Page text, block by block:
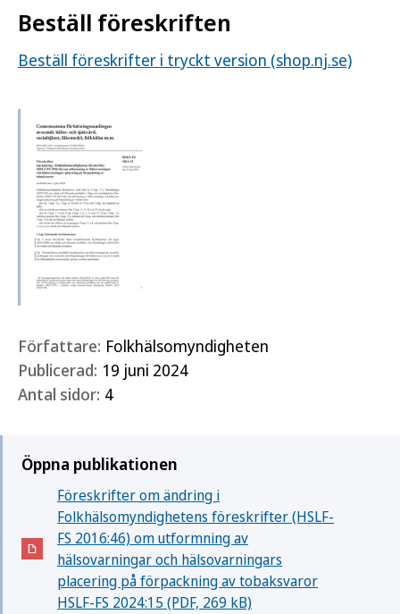
Beställ föreskriften
Beställ föreskrifter i tryckt version (shop.nj.se)
Författare: Folkhälsomyndigheten
Publicerad: 19 juni 2024
Antal sidor: 4
Öppna publikationen
Föreskrifter om ändring i
Folkhälsomyndighetens föreskrifter (HSLF-
FS 2016:46) om utformning av
hälsovarningar och hälsovarningars
placering på förpackning av tobaksvaror
HSLF-FS 2024:15 (PDF, 269 kB)
(Öppnas i nytt fönster)